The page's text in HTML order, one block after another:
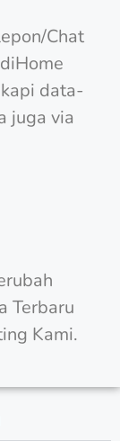
Chat
data-
juga via
Terbaru
Kami.